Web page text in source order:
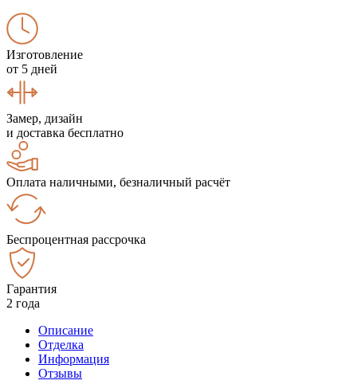
Изготовление
от 5 дней
Замер, дизайн
и доставка бесплатно
Оплата наличными, безналичный расчёт
Беспроцентная рассрочка
Гарантия
2 года
Описание
Отделка
Информация
Отзывы